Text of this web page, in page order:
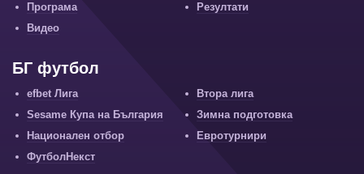
Програма
Резултати
Видео
БГ футбол
efbet Лига
Втора лига
Sesame Купа на България
Зимна подготовка
Национален отбор
Евротурнири
ФутболНекст